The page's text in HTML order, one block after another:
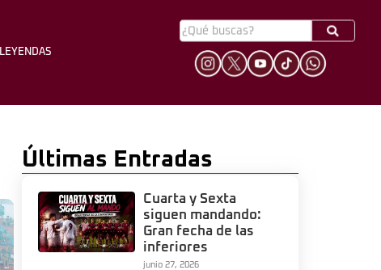
HINCHADA
LEYENDAS
Últimas Entradas
Cuarta y Sexta
siguen mandando:
Gran fecha de las
inferiores
junio 27, 2026